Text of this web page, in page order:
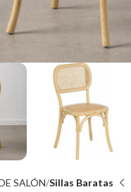
SALÓN Sillas Baratas